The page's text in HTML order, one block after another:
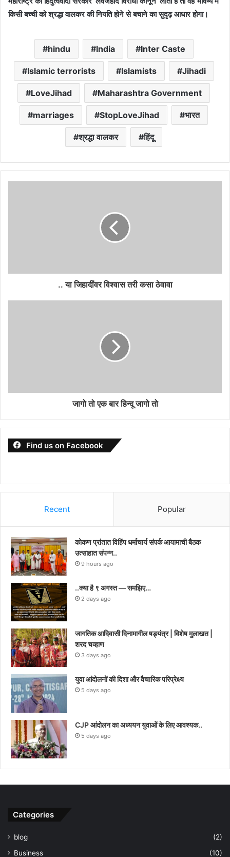
किसी बच्ची को श्रद्धा वालकर की नियति होने से बचाने का सुदृढ़ आधार होगा।
hindu India Inter Caste
Islamic terrorists Islamists Jihadi
LoveJihad Maharashtra Government
marriages StopLoveJihad भारत
श्रद्धा वालकर हिंदू
.. या जिहादींवर विश्वास तरी कसा ठेवावा
जागो तो एक बार हिन्दू जागो तो
Find us on Facebook
Recent Popular
कोकण प्रांतात विहिंप धर्माचार्य संपर्क आयामाची बैठक
उत्साहात संपन्न..
9 hours ago
..क्या है ९ अगस्त — समझिए…
2 days ago
जागतिक आदिवासी दिनामागील षड्यंत्र | विशेष मुलाखत |
शरद चव्हाण
3 days ago
युवा आंदोलनों की दिशा और वैचारिक परिप्रेक्ष्य
5 days ago
CJP आंदोलन का अध्ययन युवाओं के लिए आवश्यक..
5 days ago
Categories
blog
(2)
Business
(10)